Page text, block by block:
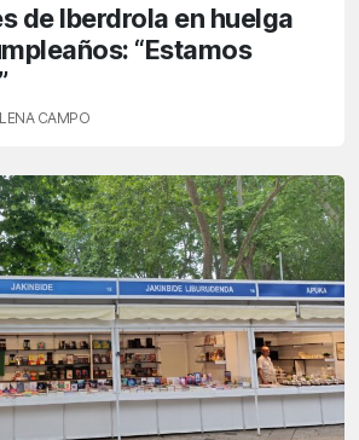
de Iberdrola en huelga
“Estamos
CAMPO